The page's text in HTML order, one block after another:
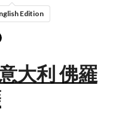
Edition
大利 佛羅